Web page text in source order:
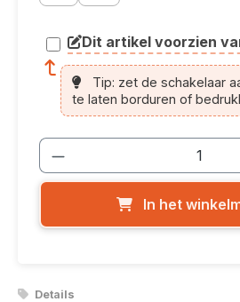
Dit artikel voorzien
article.printing.helptext
Tip: zet de schakelaar
te laten borduren of
In het
Details